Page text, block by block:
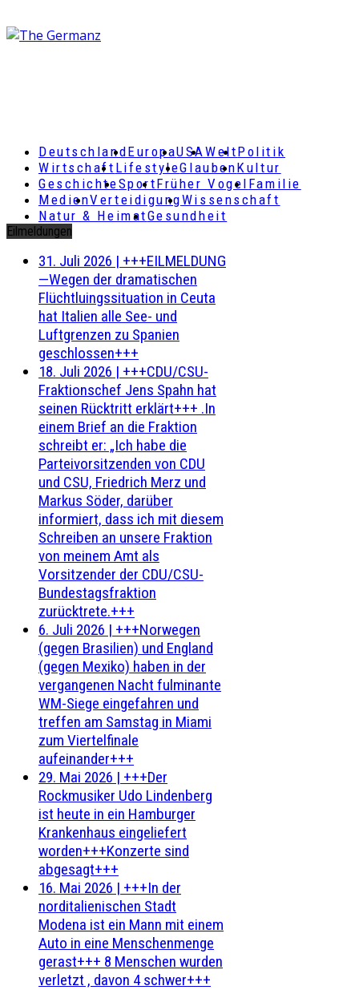
DeutschlandEuropaUSAWeltPolitik
Wirtschaft LifestyleGlaubenKultur
GeschichteSportFrüher Vogel Familie
MedienVerteidigungWissenschaft
Natur & HeimatGesundheit
Eilmeldungen
31. Juli 2026 | +++EILMELDUNG
—Wegen der dramatischen
Flüchtluingssituation in Ceuta
hat Italien alle See- und
Luftgrenzen zu Spanien
geschlossen+++
18. Juli 2026 | +++CDU/CSU-
Fraktionschef Jens Spahn hat
seinen Rücktritt erklärt+++ .In
einem Brief an die Fraktion
schreibt er: „Ich habe die
Parteivorsitzenden von CDU
und CSU, Friedrich Merz und
Markus Söder, darüber
informiert, dass ich mit diesem
Schreiben an unsere Fraktion
von meinem Amt als
Vorsitzender der CDU/CSU-
Bundestagsfraktion
zurücktrete.+++
6. Juli 2026 | +++Norwegen
(gegen Brasilien) und England
(gegen Mexiko) haben in der
vergangenen Nacht fulminante
WM-Siege eingefahren und
treffen am Samstag in Miami
zum Viertelfinale
aufeinander+++
29. Mai 2026 | +++Der
Rockmusiker Udo Lindenberg
ist heute in ein Hamburger
Krankenhaus eingeliefert
worden+++Konzerte sind
abgesagt+++
16. Mai 2026 | +++In der
norditalienischen Stadt
Modena ist ein Mann mit einem
Auto in eine Menschenmenge
gerast+++ 8 Menschen wurden
verletzt , davon 4 schwer+++